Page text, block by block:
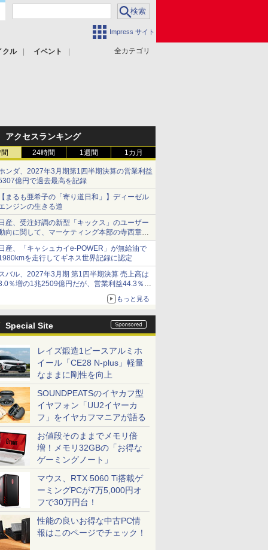
Impress サイト
全カテゴリ
クル
イベント
アクセスランキング
24時間 1週間 1カ月
ンダ、2027年3月期第1四半期決算の営業利益
億円で過去最高を記録
【まるも亜希子の「寄り道日和」】ディーゼル
ンジンの生きる道
日産、受注好調の新型「キックス」のユーザー
向に関して、マーケティング本部の寺西章氏
解説
日産、「キャシュカイe-POWER」が無給油で
を走行してギネス世界記録に認定
バル、2027年3月期 第1四半期決算 売上高は
％増の1兆2509億円だが、営業利益44.3％減
の426億円、当期利益10.3％減の492億円で増収
もっと見る
Special Site
レイズ鍛造1ピースアルミホ
イール「CE28 N-plus」軽量
なままに剛性を向上
SOUNDPEATSのイヤカフ型
イヤフォン「UU2イヤーカ
フ」をイヤカフマニアが語る
お値段そのままでメモリ倍
増！メモリ32GBの「お得な
ゲーミングノート」
マウス、RTX 5060 Ti搭載ゲ
ーミングPCが7万5,000円オ
フで30万円台！
性能の良いお得な中古PC情
報はこのページでチェック！